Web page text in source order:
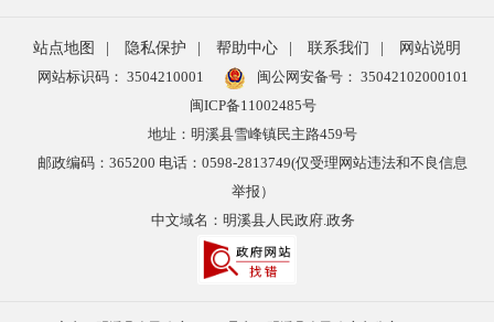
站点地图 隐私保护 帮助中心 联系我们
网站说明
网站标识码： 3504210001
闽公网安备号： 35042102000101
闽ICP备11002485号
地址：明溪县雪峰镇民主路459号
邮政编码：365200 电话：0598-2813749(仅受理网站违法和不良信息
举报）
中文域名：明溪县人民政府.政务